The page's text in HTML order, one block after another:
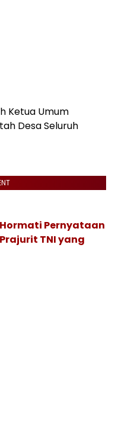
Ketua Umum
Desa Seluruh
Pernyataan
TNI yang